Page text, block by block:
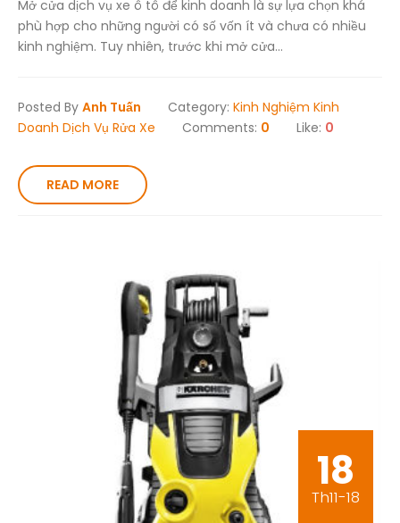
Mở cửa dịch vụ xe ô tô để kinh doanh là sự lựa chọn khá
phù hợp cho những người có số vốn ít và chưa có nhiều
kinh nghiệm. Tuy nhiên, trước khi mở cửa...
Posted By Anh Tuấn Category: Kinh Nghiệm Kinh
Doanh Dịch Vụ Rửa Xe
Comments: 0 Like: 0
READ MORE
18
Th11-18